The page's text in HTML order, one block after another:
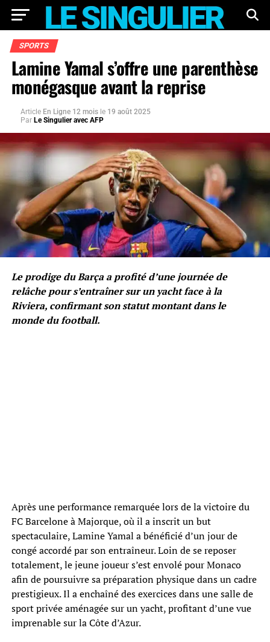
SPORTS
Lamine Yamal s’offre une parenthèse
monégasque avant la reprise
Article En Ligne 12 mois le 19 août 2025
Par Le Singulier avec AFP
Le prodige du Barça a profité d’une journée de
relâche pour s’entraîner sur un yacht face à la
Riviera, confirmant son statut montant dans le
monde du football.
Après une performance remarquée lors de la victoire du
FC Barcelone à Majorque, où il a inscrit un but
spectaculaire, Lamine Yamal a bénéficié d’un jour de
congé accordé par son entraîneur. Loin de se reposer
totalement, le jeune joueur s’est envolé pour Monaco
afin de poursuivre sa préparation physique dans un cadre
prestigieux. Il a enchaîné des exercices dans une salle de
sport privée aménagée sur un yacht, profitant d’une vue
imprenable sur la Côte d’Azur.